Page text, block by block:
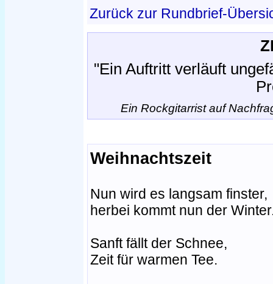
Zurück zur Rundbrief-
"Ein Auftritt verläuft
Ein Rockgitarrist auf
Weihnachtszeit
Nun wird es langsam finster,
herbei kommt nun der
Sanft fällt der Schnee,
Zeit für warmen Tee.